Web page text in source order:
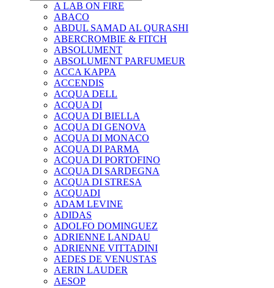
A LAB ON FIRE
ABACO
ABDUL SAMAD AL QURASHI
ABERCROMBIE & FITCH
ABSOLUMENT
ABSOLUMENT PARFUMEUR
ACCA KAPPA
ACCENDIS
ACQUA DELL
ACQUA DI
ACQUA DI BIELLA
ACQUA DI GENOVA
ACQUA DI MONACO
ACQUA DI PARMA
ACQUA DI PORTOFINO
ACQUA DI SARDEGNA
ACQUA DI STRESA
ACQUADI
ADAM LEVINE
ADIDAS
ADOLFO DOMINGUEZ
ADRIENNE LANDAU
ADRIENNE VITTADINI
AEDES DE VENUSTAS
AERIN LAUDER
AESOP